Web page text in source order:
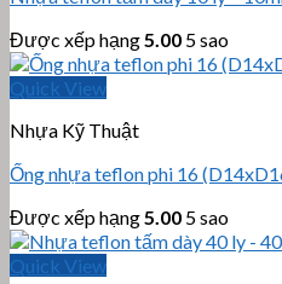
Được xếp hạng 5.00 5 sao
Quick View
Nhựa Kỹ Thuật
Ống nhựa teflon phi 16
Được xếp hạng 5.00 5 sao
Quick View